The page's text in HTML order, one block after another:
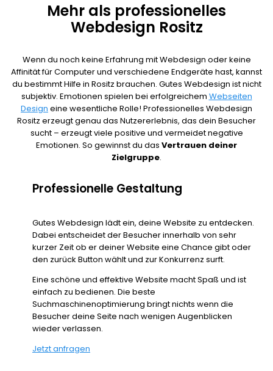
Mehr als professionelles
Webdesign Rositz
Wenn du noch keine Erfahrung mit Webdesign oder keine
Affinität für Computer und verschiedene Endgeräte hast, kannst
du bestimmt Hilfe in Rositz brauchen. Gutes Webdesign ist nicht
subjektiv. Emotionen spielen bei erfolgreichem Webseiten
Design eine wesentliche Rolle! Professionelles Webdesign
Rositz erzeugt genau das Nutzererlebnis, das dein Besucher
sucht – erzeugt viele positive und vermeidet negative
Emotionen. So gewinnst du das Vertrauen deiner
Zielgruppe.
Professionelle Gestaltung
Gutes Webdesign lädt ein, deine Website zu entdecken.
Dabei entscheidet der Besucher innerhalb von sehr
kurzer Zeit ob er deiner Website eine Chance gibt oder
den zurück Button wählt und zur Konkurrenz surft.
Eine schöne und effektive Website macht Spaß und ist
einfach zu bedienen. Die beste
Suchmaschinenoptimierung bringt nichts wenn die
Besucher deine Seite nach wenigen Augenblicken
wieder verlassen.
Jetzt anfragen